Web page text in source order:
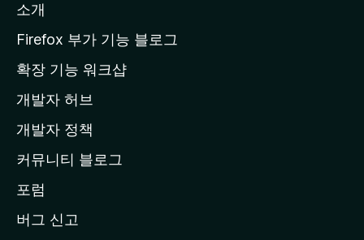
l
a
페
이
지
이
동
소개
Firefox 부가 기능 블로그
확장 기능 워크샵
개발자 허브
개발자 정책
커뮤니티 블로그
포럼
버그 신고